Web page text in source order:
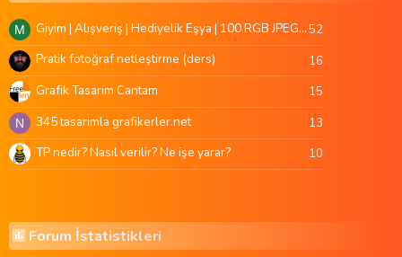
M Giyim | Alışveriş | Hediyelik Eşya | 100 RGB JPEG Images | 5920x4420 Pixels | 501 MB52
Pratik fotoğraf netleştirme (ders) 16
Grafik Tasarim Cantam 15
N 345 tasarimla grafikerler.net 13
TP nedir? Nasıl verilir? Ne işe yarar? 10
Forum İstatistikleri